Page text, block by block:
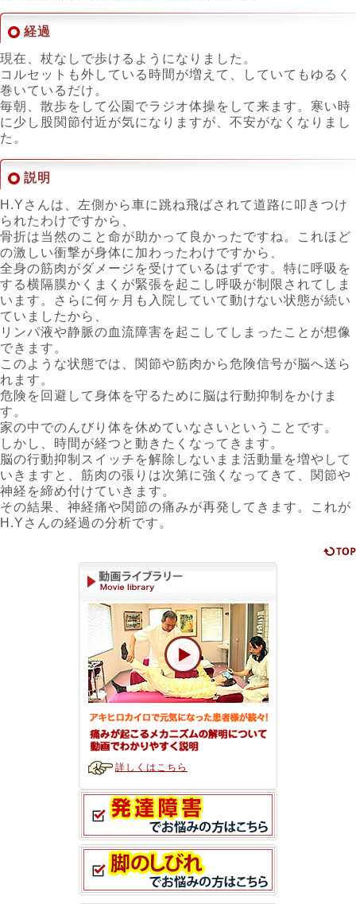
経過
現在、杖なしで歩けるようになりました。
コルセットも外している時間が増えて、していてもゆるく
巻いているだけ。
毎朝、散歩をして公園でラジオ体操をして来ます。寒い時
に少し股関節付近が気になりますが、不安がなくなりまし
た。
説明
H.Yさんは、左側から車に跳ね飛ばされて道路に叩きつけ
られたわけですから、
骨折は当然のこと命が助かって良かったですね。これほど
の激しい衝撃が身体に加わったわけですから、
全身の筋肉がダメージを受けているはずです。特に呼吸を
する横隔膜かくまくが緊張を起こし呼吸が制限されてしま
います。さらに何ヶ月も入院していて動けない状態が続い
ていましたから、
リンパ液や静脈の血流障害を起こしてしまったことが想像
できます。
このような状態では、関節や筋肉から危険信号が脳へ送ら
れます。
危険を回避して身体を守るために脳は行動抑制をかけま
す。
家の中でのんびり体を休めていなさいということです。
しかし、時間が経つと動きたくなってきます。
脳の行動抑制スイッチを解除しないまま活動量を増やして
いきますと、筋肉の張りは次第に強くなってきて、関節や
神経を締め付けていきます。
その結果、神経痛や関節の痛みが再発してきます。これが
H.Yさんの経過の分析です。
詳しくはこちら